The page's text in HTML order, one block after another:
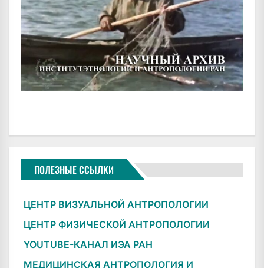
ПОЛЕЗНЫЕ ССЫЛКИ
ЦЕНТР ВИЗУАЛЬНОЙ АНТРОПОЛОГИИ
ЦЕНТР ФИЗИЧЕСКОЙ АНТРОПОЛОГИИ
YOUTUBE-КАНАЛ ИЭА РАН
МЕДИЦИНСКАЯ АНТРОПОЛОГИЯ И